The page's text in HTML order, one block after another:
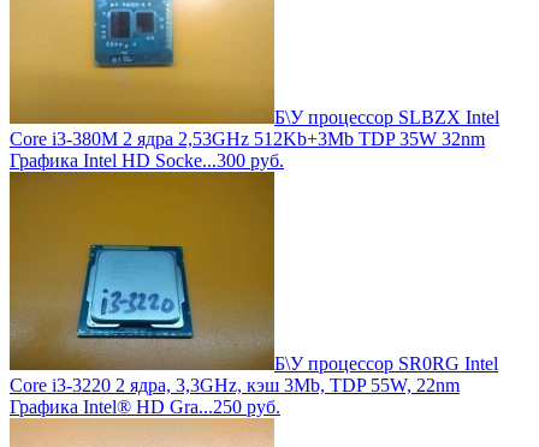
Б\У процессор SLBZX Intel
Core i3-380M 2 ядра 2,53GHz 512Kb+3Mb TDP 35W 32nm
Графика Intel HD Socke...300 руб.
Б\У процессор SR0RG Intel
Core i3-3220 2 ядра, 3,3GHz, кэш 3Mb, TDP 55W, 22nm
Графика Intel® HD Gra...250 руб.